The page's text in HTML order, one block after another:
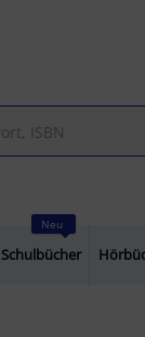
Neu
Schulbücher